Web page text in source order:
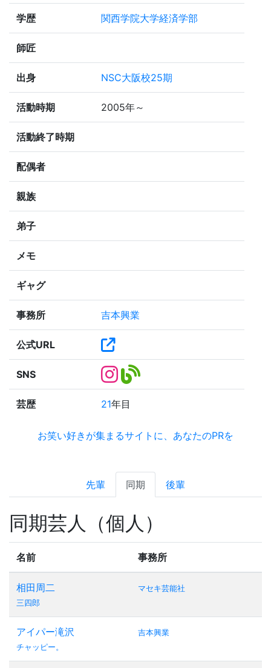
学歴 関西学院大学経済学部
師匠
出身 NSC大阪校25期
活動時期 2005年～
活動終了時期
配偶者
親族
弟子
メモ
ギャグ
事務所 吉本興業
公式URL
SNS
芸歴 21年目
お笑い好きが集まるサイトに、あなたのPRを
先輩 同期 後輩
同期芸人（個人）
名前 事務所
相田周二
三四郎
マセキ芸能社
アイパー滝沢
チャッピー。
吉本興業